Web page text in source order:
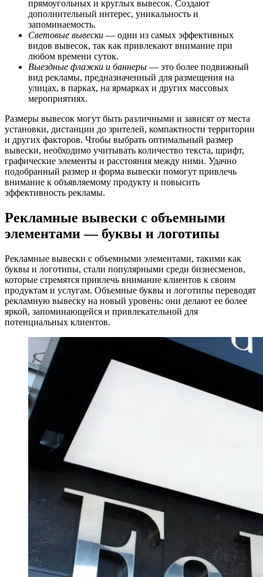
прямоугольных и круглых вывесок. Создают
дополнительный интерес, уникальность и
запоминаемость.
Световые вывески — одни из самых эффективных
видов вывесок, так как привлекают внимание при
любом времени суток.
Выездные флажки и баннеры — это более подвижный
вид рекламы, предназначенный для размещения на
улицах, в парках, на ярмарках и других массовых
мероприятиях.
Размеры вывесок могут быть различными и зависят от места
установки, дистанции до зрителей, компактности территории
и других факторов. Чтобы выбрать оптимальный размер
вывески, необходимо учитывать количество текста, шрифт,
графические элементы и расстояния между ними. Удачно
подобранный размер и форма вывески помогут привлечь
внимание к объявляемому продукту и повысить
эффективность рекламы.
Рекламные вывески с объемными
элементами — буквы и логотипы
Рекламные вывески с объемными элементами, такими как
буквы и логотипы, стали популярными среди бизнесменов,
которые стремятся привлечь внимание клиентов к своим
продуктам и услугам. Объемные буквы и логотипы переводят
рекламную вывеску на новый уровень: они делают ее более
яркой, запоминающейся и привлекательной для
потенциальных клиентов.